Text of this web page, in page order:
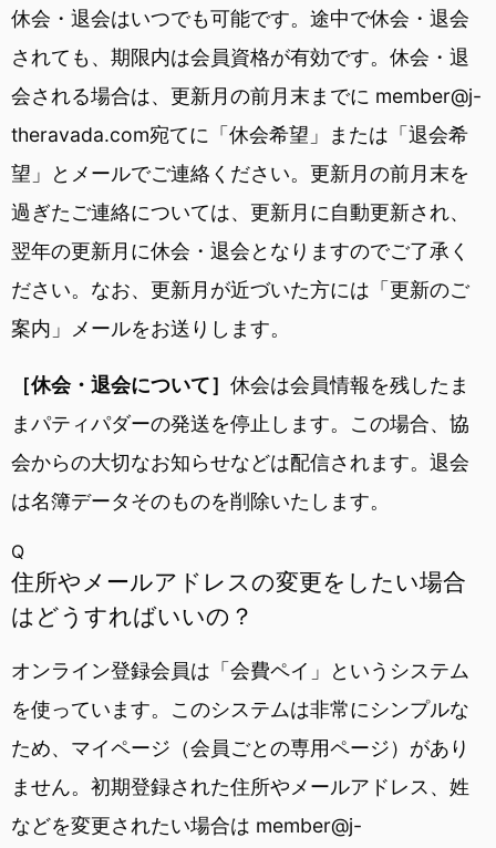
休会・退会はいつでも可能です。途中で休会・退会
されても、期限内は会員資格が有効です。休会・退
会される場合は、更新月の前月末までに member@j-
theravada.com宛てに「休会希望」または「退会希
望」とメールでご連絡ください。更新月の前月末を
過ぎたご連絡については、更新月に自動更新され、
翌年の更新月に休会・退会となりますのでご了承く
ださい。なお、更新月が近づいた方には「更新のご
案内」メールをお送りします。
［休会・退会について］ 休会は会員情報を残したま
まパティパダーの発送を停止します。この場合、協
会からの大切なお知らせなどは配信されます。退会
は名簿データそのものを削除いたします。
Q
住所やメールアドレスの変更をしたい場合
はどうすればいいの？
オンライン登録会員は「会費ペイ」というシステム
を使っています。このシステムは非常にシンプルな
ため、マイページ（会員ごとの専用ページ）があり
ません。初期登録された住所やメールアドレス、姓
などを変更されたい場合は member@j-